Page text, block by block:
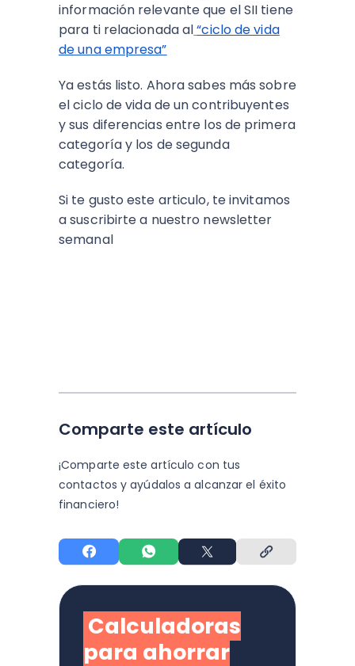
información relevante que el SII tiene
para ti relacionada al“ciclo de vida
de una empresa”
Ya estás listo. Ahora sabes más sobre
el ciclo de vida de un contribuyentes
y sus diferencias entre los de primera
categoría y los de segunda
categoría.
Si te gusto este articulo, te invitamos
a suscribirte a nuestro newsletter
semanal
Comparte este artículo
¡Comparte este artículo con tus
contactos y ayúdalos a alcanzar el éxito
financiero!
Calculadoras
para ahorrar